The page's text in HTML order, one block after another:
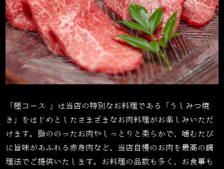
「極コース 」は当店の特別なお料理である「うしみつ焼
き」をはじめとしたさまざまなお肉料理がお楽しみいただ
けます。脂ののったお肉やしっとりと柔らかで、噛むたび
に旨味があふれる赤身肉など、当店自慢のお肉を最高の調
理法でご提供いたします。お料理の品数も多く、お食事も